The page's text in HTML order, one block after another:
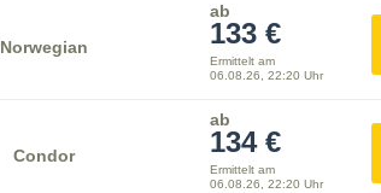
Norwegian
ab
133 €
Ermittelt am
06.08.26, 22:20 Uhr
Condor
ab
134 €
Ermittelt am
06.08.26, 22:20 Uhr